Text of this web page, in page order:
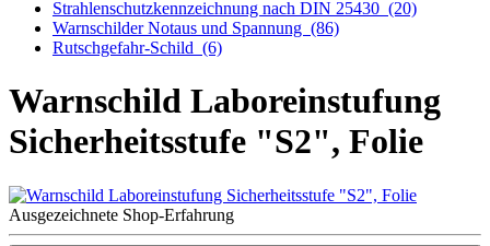
Strahlenschutzkennzeichnung nach DIN 25430 (20)
Warnschilder Notaus und Spannung (86)
Rutschgefahr-Schild (6)
Warnschild Laboreinstufung
Sicherheitsstufe "S2", Folie
Ausgezeichnete Shop-Erfahrung